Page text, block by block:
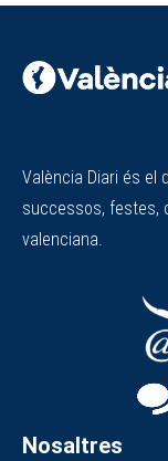
València Diari és el
successos, festes,
valenciana.
Nosaltres